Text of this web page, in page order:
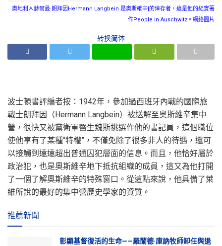
奧地利人赫爾曼·朗拜因Hermann Langbein 是奧斯維辛|的倖存者，這是他的紀實著
作People in Auschwitz。網絡圖片
转换简体
波士頓書評編者按：1942年，參加過西班牙內戰的國際旅
戰士朗拜因（Hermann Langbein）被送解至奧斯維辛集中
營，很快又被黨衛軍醫生魏斯挑選作他的書記員，這個職位
使他享有了某種“特權”，不僅免除了很多非人的待遇，還可
以接觸到遠遠超出普通囚犯層面的信息。而且，他恰好屬於
政治犯，也是奧斯維辛地下抵抗組織的成員，這又為他打開
了一個了解奧斯維辛的特殊窗口。從這點來說，他具備了萊
維所說的最好的集中營歷史學家的資質。
推薦新聞
彰顯基督復活的生命——羅蘭德·庫訥牧師卸任與退